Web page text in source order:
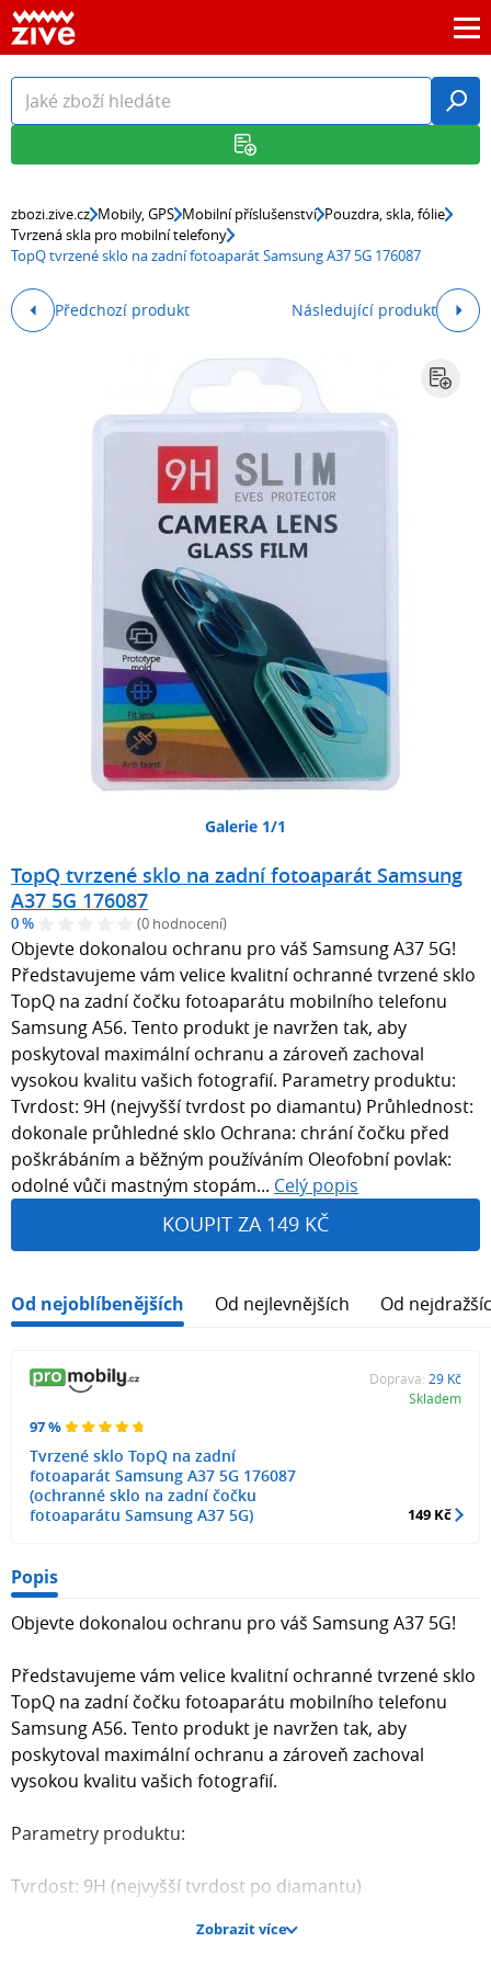
zbozi.zive.cz Mobily, GPS Mobilní příslušenství Pouzdra, skla, fólie
Tvrzená skla pro mobilní telefony
TopQ tvrzené sklo na zadní fotoaparát Samsung A37 5G 176087
Předchozí produkt Následující produkt
Galerie 1/1
TopQ tvrzené sklo na zadní fotoaparát Samsung
A37 5G 176087
0 % (0 hodnocení)
Objevte dokonalou ochranu pro váš Samsung A37 5G!
Představujeme vám velice kvalitní ochranné tvrzené sklo
TopQ na zadní čočku fotoaparátu mobilního telefonu
Samsung A56. Tento produkt je navržen tak, aby
poskytoval maximální ochranu a zároveň zachoval
vysokou kvalitu vašich fotografií. Parametry produktu:
Tvrdost: 9H (nejvyšší tvrdost po diamantu) Průhlednost:
dokonale průhledné sklo Ochrana: chrání čočku před
poškrábáním a běžným používáním Oleofobní povlak:
odolné vůči mastným stopám... Celý popis
KOUPIT ZA 149 KČ
Od nejoblíbenějších Od nejlevnějších Od
97 %
Tvrzené sklo TopQ na zadní
fotoaparát Samsung A37 5G 176087
(ochranné sklo na zadní čočku
fotoaparátu Samsung A37 5G)
Doprava: 29 Kč
Skladem
149 Kč
Popis
Objevte dokonalou ochranu pro váš Samsung A37 5G!
Představujeme vám velice kvalitní ochranné tvrzené sklo
TopQ na zadní čočku fotoaparátu mobilního telefonu
Samsung A56. Tento produkt je navržen tak, aby
poskytoval maximální ochranu a zároveň zachoval
vysokou kvalitu vašich fotografií.
Parametry produktu:
Tvrdost: 9H (nejvyšší tvrdost po diamantu)
Průhlednost: dokonale průhledné sklo
Zobrazit více